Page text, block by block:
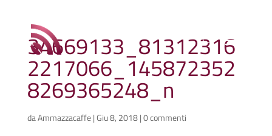
34669133_81312316
2217066_145872352
8269365248_n
daAmmazzacaffe|Giu 8, 2018|0 commenti